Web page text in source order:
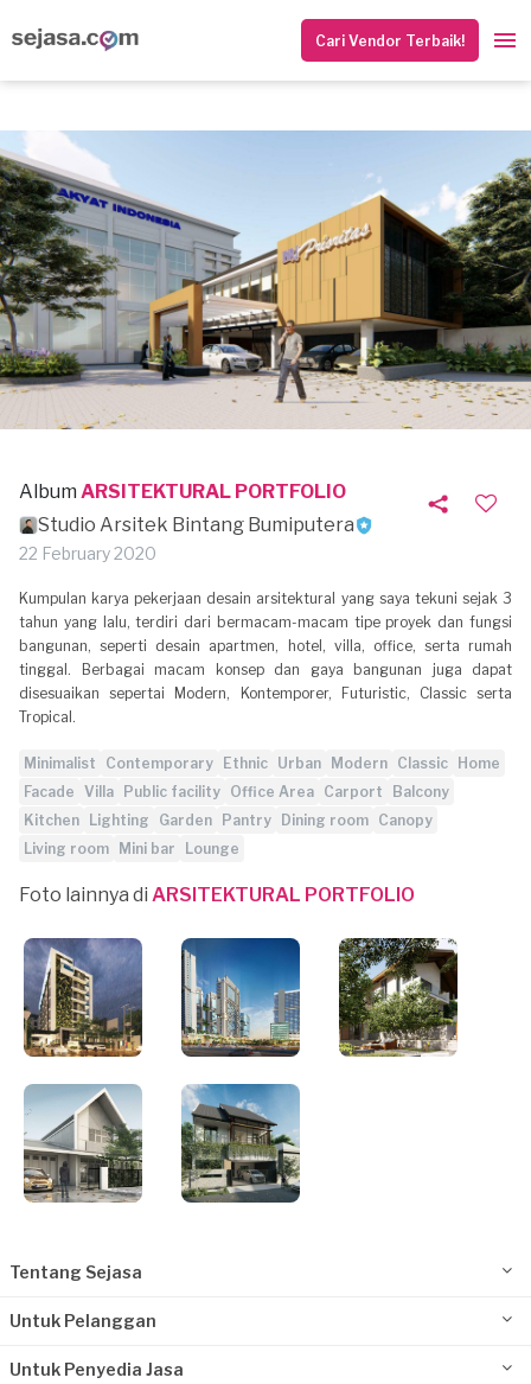
Cari Vendor Terbaik!
Album ARSITEKTURAL PORTFOLIO
Studio Arsitek Bintang Bumiputera
22 February 2020
Kumpulan karya pekerjaan desain arsitektural yang saya tekuni sejak 3
tahun yang lalu, terdiri dari bermacam-macam tipe proyek dan fungsi
bangunan, seperti desain apartmen, hotel, villa, office, serta rumah
tinggal. Berbagai macam konsep dan gaya bangunan juga dapat
disesuaikan sepertai Modern, Kontemporer, Futuristic, Classic serta
Tropical.
Minimalist Contemporary Ethnic Urban Modern Classic
Home
Facade Villa Public facility Office Area Carport
Balcony
Kitchen
Lighting Garden Pantry Dining room Canopy
Living room
Mini bar Lounge
Foto lainnya di ARSITEKTURAL PORTFOLIO
Tentang Sejasa
Untuk Pelanggan
Untuk Penyedia Jasa